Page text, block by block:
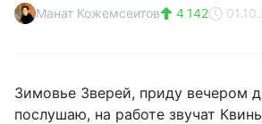
Манат Кожемсеитов 4 142
Зимовье Зверей, приду вечером
послушаю, на работе звучат